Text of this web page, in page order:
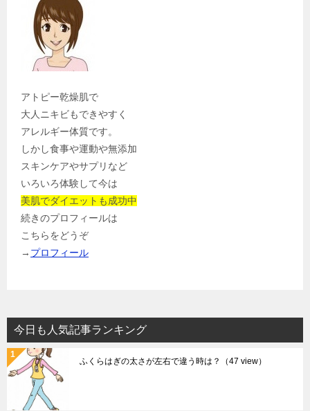
アトピー乾燥肌で
大人ニキビもできやすく
アレルギー体質です。
しかし食事や運動や無添加
スキンケアやサプリなど
いろいろ体験して今は
美肌でダイエットも成功中
続きのプロフィールは
こちらをどうぞ
→ プロフィール
今日も人気記事ランキング
ふくらはぎの太さが左右で違う時は？ （47 view）